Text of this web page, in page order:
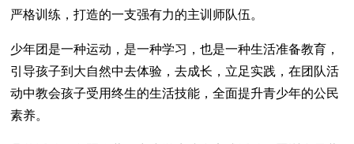
严格训练，打造的一支强有力的主训师队伍。
少年团是一种运动，是一种学习，也是一种生活准备教育，
引导孩子到大自然中去体验，去成长，立足实践，在团队活
动中教会孩子受用终生的生活技能，全面提升青少年的公民
素养。